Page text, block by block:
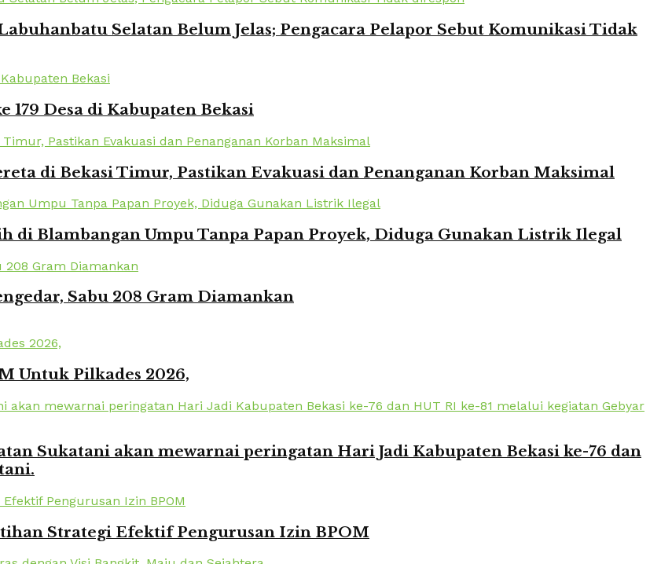
Selatan Belum Jelas; Pengacara Pelapor Sebut Komunikasi Tidak
179 Desa di Kabupaten Bekasi
di Bekasi Timur, Pastikan Evakuasi dan Penanganan Korban Maksimal
di Blambangan Umpu Tanpa Papan Proyek, Diduga Gunakan Listrik Ilegal
Sabu 208 Gram Diamankan
Untuk Pilkades 2026,
Sukatani akan mewarnai peringatan Hari Jadi Kabupaten Bekasi ke-76 dan
Strategi Efektif Pengurusan Izin BPOM